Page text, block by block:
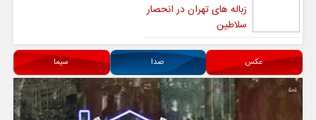
زباله های تهران در انحصار
سلاطین
عکس صدا سیما